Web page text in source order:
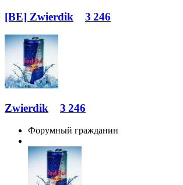
[BE] Zwierdik 3 246
Zwierdik 3 246
Форумный гражданин